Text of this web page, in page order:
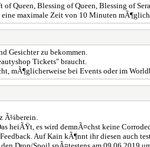
Queen, Blessing of Queen, Blessing of
maximale Zeit von 10 Minuten
Gesichter zu bekommen.
Tickets" braucht.
mÃ¶glicherweise bei Events oder im
Ã¼berein.
heiÃŸt, es wird demnÃ¤chst keine
Auf Kain kÃ¶nnt ihr diesen auch